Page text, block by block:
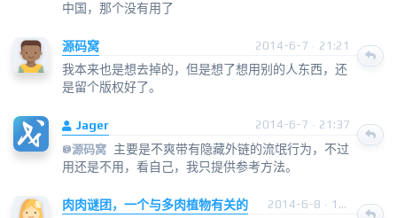
中国，那个没有用了
源码窝 2014-6-7 · 21:21
我本来也是想去掉的，但是想了想用别的人东西，还
是留个版权好了。
Jager
2014-6-7 · 21:37
@源码窝 主要是不爽带有隐藏外链的流氓行为，不过
用还是不用，看自己，我只提供参考方法。
肉肉谜团，一个与多肉植物有关的 2014-6-8 · 11:52